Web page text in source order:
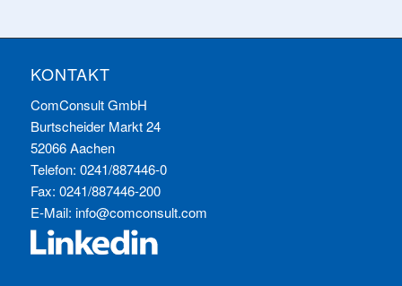
KONTAKT
ComConsult GmbH
Burtscheider Markt 24
52066 Aachen
Telefon: 0241/887446-0
Fax: 0241/887446-200
E-Mail: info@comconsult.com